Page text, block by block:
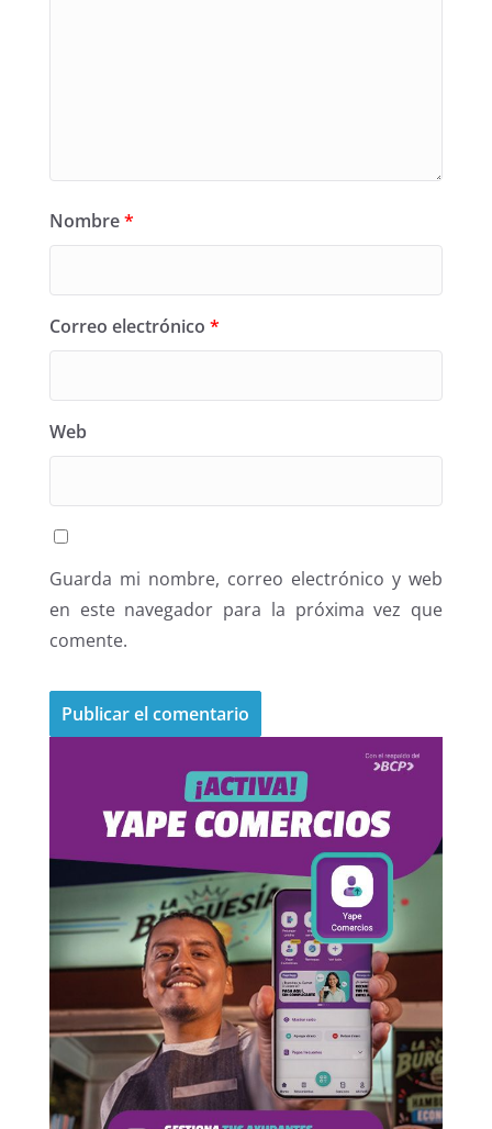
Nombre*
Correo electrónico *
Web
Guarda mi nombre, correo electrónico y web
en este navegador para la próxima vez que
comente.